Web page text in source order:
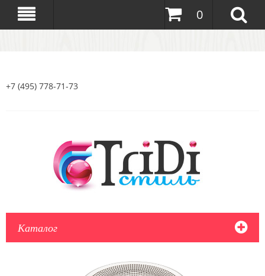
0
+7 (495) 778-71-73
Каталог